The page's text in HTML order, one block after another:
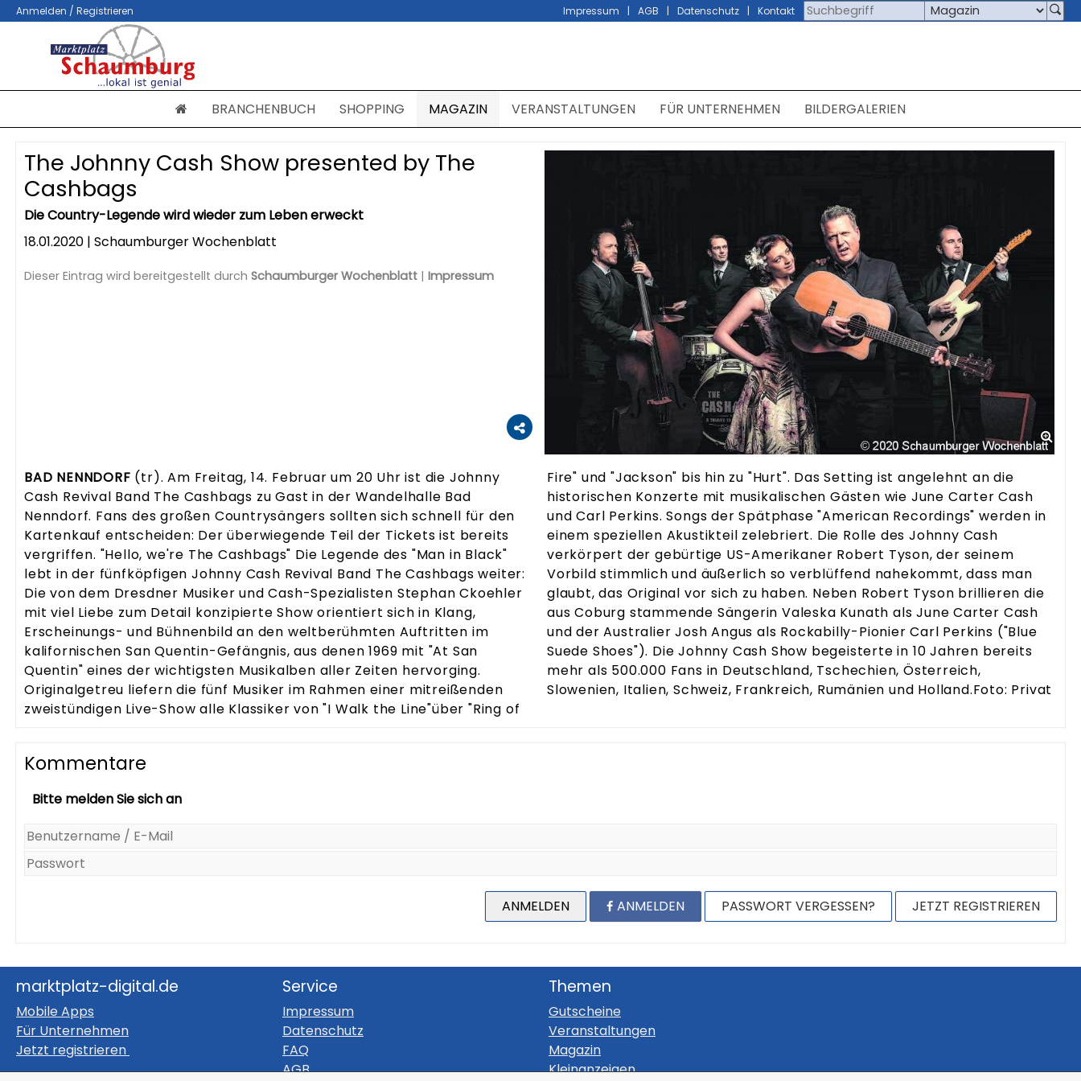
Anmelden / Registrieren Impressum AGB Datenschutz Kontakt
BRANCHENBUCH SHOPPING MAGAZIN VERANSTALTUNGEN FÜR UNTERNEHMEN BILDERGALERIEN
The Johnny Cash Show presented by The
Cashbags
Die Country-Legende wird wieder zum Leben erweckt
18.01.2020 | Schaumburger Wochenblatt
Dieser Eintrag wird bereitgestellt durch Schaumburger Wochenblatt | Impressum
BAD NENNDORF (tr). Am Freitag, 14. Februar um 20 Uhr ist die Johnny
Cash Revival Band The Cashbags zu Gast in der Wandelhalle Bad
Nenndorf. Fans des großen Countrysängers sollten sich schnell für den
Kartenkauf entscheiden: Der überwiegende Teil der Tickets ist bereits
vergriffen. "Hello, we're The Cashbags" Die Legende des "Man in Black"
lebt in der fünfköpfigen Johnny Cash Revival Band The Cashbags weiter:
Die von dem Dresdner Musiker und Cash-Spezialisten Stephan Ckoehler
mit viel Liebe zum Detail konzipierte Show orientiert sich in Klang,
Erscheinungs- und Bühnenbild an den weltberühmten Auftritten im
kalifornischen San Quentin-Gefängnis, aus denen 1969 mit "At San
Quentin" eines der wichtigsten Musikalben aller Zeiten hervorging.
Originalgetreu liefern die fünf Musiker im Rahmen einer mitreißenden
zweistündigen Live-Show alle Klassiker von "I Walk the Line"über "Ring of
Fire" und "Jackson" bis hin zu "Hurt". Das Setting ist angelehnt an die
historischen Konzerte mit musikalischen Gästen wie June Carter Cash
und Carl Perkins. Songs der Spätphase "American Recordings" werden in
einem speziellen Akustikteil zelebriert. Die Rolle des Johnny Cash
verkörpert der gebürtige US-Amerikaner Robert Tyson, der seinem
Vorbild stimmlich und äußerlich so verblüffend nahekommt, dass man
glaubt, das Original vor sich zu haben. Neben Robert Tyson brillieren die
aus Coburg stammende Sängerin Valeska Kunath als June Carter Cash
und der Australier Josh Angus als Rockabilly-Pionier Carl Perkins ("Blue
Suede Shoes"). Die Johnny Cash Show begeisterte in 10 Jahren bereits
mehr als 500.000 Fans in Deutschland, Tschechien, Österreich,
Slowenien, Italien, Schweiz, Frankreich, Rumänien und Holland.Foto: Privat
Kommentare
Bitte melden Sie sich an
ANMELDEN ANMELDEN PASSWORT VERGESSEN? JETZT REGISTRIEREN
marktplatz-digital.de
Mobile Apps
Für Unternehmen
Jetzt registrieren
Service
Impressum
Datenschutz
FAQ
AGB
Themen
Gutscheine
Veranstaltungen
Magazin
Kleinanzeigen